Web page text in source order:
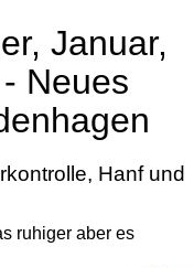
Januar,
Neues
Hanf und
ruhiger aber es